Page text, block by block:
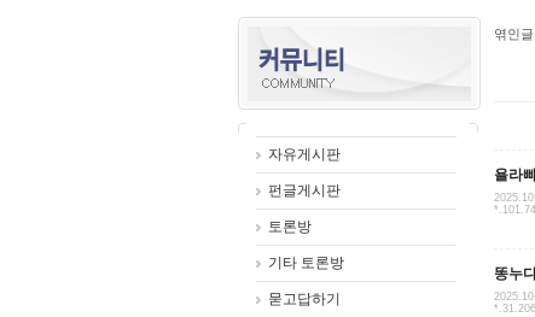
자유게시판
펀글게시판
토론방
기타 토론방
묻고답하기
엮인글
욜라
똥누